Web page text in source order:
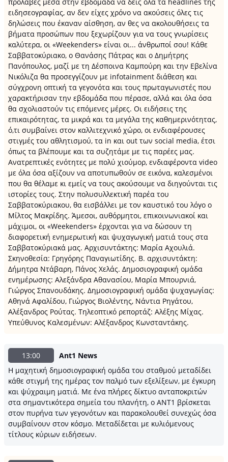
ειδησεογραφίας, αν δεν είχες χρόνο να ακούσεις όλες τις
δηλώσεις που έκαναν αίσθηση, αν θες να ακολουθήσεις τα
βήματα προσώπων που ξεχωρίζουν για να τους γνωρίσεις
καλύτερα, οι «Weekenders» είναι οι... άνθρωποί σου! Κάθε
Σαββατοκύριακο, ο Θανάσης Πάτρας και ο Δημήτρης
Πανόπουλος, μαζί με τη Δέσποινα Καμπούρη και την Εβελίνα
Νικόλιζα θα προσεγγίζουν με infotainment διάθεση και
σύγχρονη οπτική τα γεγονότα και τους πρωταγωνιστές που
χαρακτήρισαν την εβδομάδα που πέρασε, αλλά και όλα όσα
θα σχολιαστούν τις επόμενες μέρες. Οι ειδήσεις της
επικαιρότητας, τα μικρά και τα μεγάλα της καθημερινότητας,
ό,τι συμβαίνει στον καλλιτεχνικό χώρο, οι ενδιαφέρουσες
στιγμές του αθλητισμού, τα in και out των social media, έτσι
όπως τα βλέπουμε και τα συζητάμε με τις παρέες μας.
Ανατρεπτικές ενότητες με πολύ χιούμορ, ενδιαφέροντα video
με όλα όσα αξίζουν να αποτυπωθούν σε εικόνα, καλεσμένοι
που θα θέλαμε κι εμείς να τους ακούσουμε να διηγούνται τις
ιστορίες τους. Στην πολυσυλλεκτική παρέα του
Σαββατοκύριακου, θα εισβάλλει με τον καυστικό του λόγο ο
Μίλτος Μακρίδης. Άμεσοι, αυθόρμητοι, επικοινωνιακοί και
μάχιμοι, οι «Weekenders» έρχονται για να δώσουν τη
διαφορετική ενημερωτική και ψυχαγωγική ματιά τους στα
Σαββατοκύριακά μας. Αρχισυντάκτης: Μαρία Αχουλιά.
Σκηνοθεσία: Γρηγόρης Παναγιωτίδης. Β. αρχισυντάκτη:
Δήμητρα Ντάβαρη, Πάνος Χελάς. Δημοσιογραφική ομάδα
ενημέρωσης: Αλεξάνδρα Αθανασίου, Μαρία Μπουρνιά,
Γιώργος Σπανουδάκης. Δημοσιογραφική ομάδα ψυχαγωγίας:
Αθηνά Αφαλίδου, Γιώργος Βιολέντης, Νάντια Ρηγάτου,
Αλέξανδρος Ρούτας. Τηλεοπτικό ρεπορτάζ: Αλέξης Μίχας.
Υπεύθυνος Καλεσμένων: Αλέξανδρος Κωνσταντάκης.
13:00
Ant1 News
Η μαχητική δημοσιογραφική ομάδα του σταθμού μεταδίδει
κάθε στιγμή της ημέρας τον παλμό των εξελίξεων, με έγκυρη
και ψύχραιμη ματιά. Με ένα πλήρες δίκτυο ανταποκριτών
στα σημαντικότερα σημεία του πλανήτη, ο ΑΝΤ1 βρίσκεται
στον πυρήνα των γεγονότων και παρακολουθεί συνεχώς όσα
συμβαίνουν στον κόσμο. Μεταδίδεται με κυλιόμενους
τίτλους κύριων ειδήσεων.